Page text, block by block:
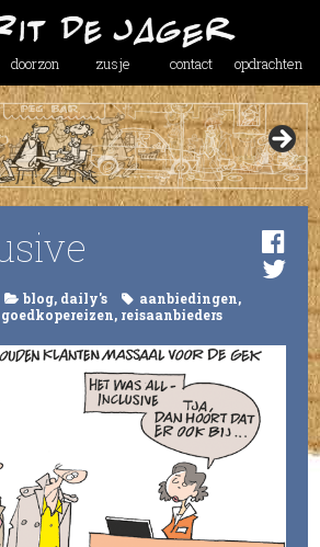
doorzon zusje contact opdrachten
blog, daily's aanbiedingen,
goedkopereizen, reisaanbieders